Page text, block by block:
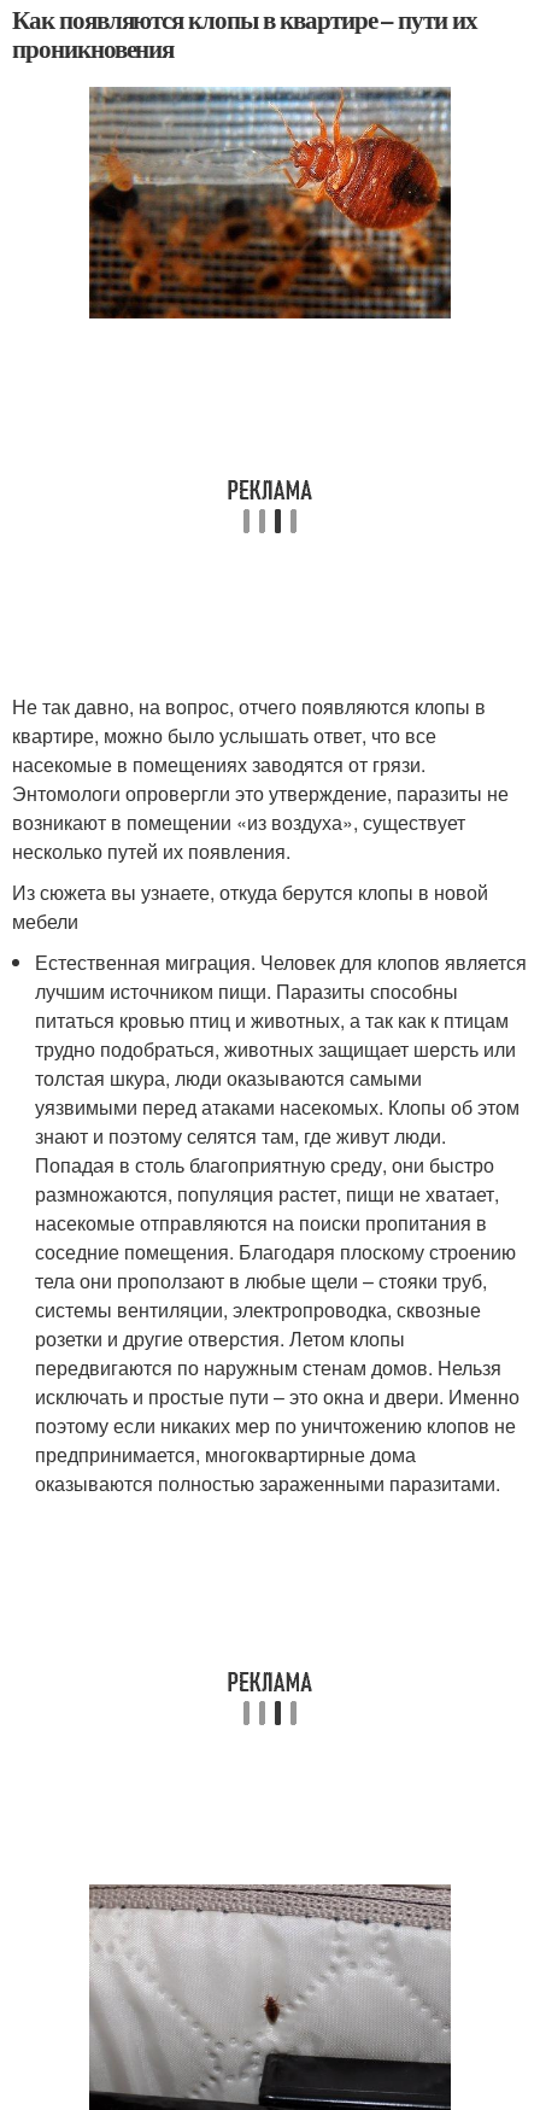
Как появляются клопы в квартире – пути их
проникновения
Не так давно, на вопрос, отчего появляются клопы в
квартире, можно было услышать ответ, что все
насекомые в помещениях заводятся от грязи.
Энтомологи опровергли это утверждение, паразиты не
возникают в помещении «из воздуха», существует
несколько путей их появления.
Из сюжета вы узнаете, откуда берутся клопы в новой
мебели
Естественная миграция. Человек для клопов является
лучшим источником пищи. Паразиты способны
питаться кровью птиц и животных, а так как к птицам
трудно подобраться, животных защищает шерсть или
толстая шкура, люди оказываются самыми
уязвимыми перед атаками насекомых. Клопы об этом
знают и поэтому селятся там, где живут люди.
Попадая в столь благоприятную среду, они быстро
размножаются, популяция растет, пищи не хватает,
насекомые отправляются на поиски пропитания в
соседние помещения. Благодаря плоскому строению
тела они проползают в любые щели – стояки труб,
системы вентиляции, электропроводка, сквозные
розетки и другие отверстия. Летом клопы
передвигаются по наружным стенам домов. Нельзя
исключать и простые пути – это окна и двери. Именно
поэтому если никаких мер по уничтожению клопов не
предпринимается, многоквартирные дома
оказываются полностью зараженными паразитами.